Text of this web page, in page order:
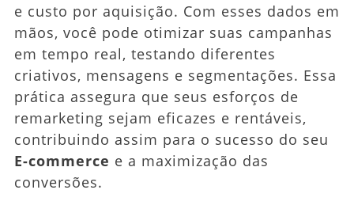
e custo por aquisição. Com esses dados em
mãos, você pode otimizar suas campanhas
em tempo real, testando diferentes
criativos, mensagens e segmentações. Essa
prática assegura que seus esforços de
remarketing sejam eficazes e rentáveis,
contribuindo assim para o sucesso do seu
E-commerce e a maximização das
conversões.